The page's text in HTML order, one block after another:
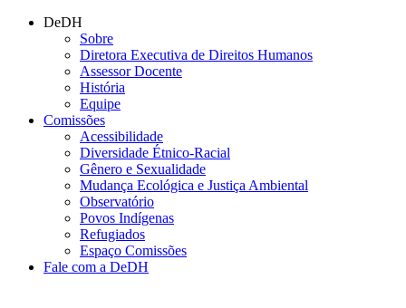
Conteúdo principal
DeDH
Sobre
Diretora Executiva de Direitos Humanos
Assessor Docente
História
Equipe
Comissões
Acessibilidade
Diversidade Étnico-Racial
Gênero e Sexualidade
Mudança Ecológica e Justiça Ambiental
Observatório
Povos Indígenas
Refugiados
Espaço Comissões
Fale com a DeDH